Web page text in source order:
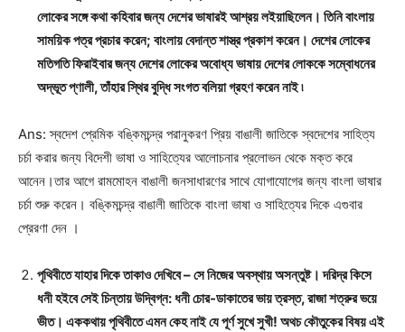
লোকের সঙ্গে কথা কহিবার জন্য দেশের ভাষারই আশ্রয় লইয়াছিলেন। তিনি বাংলায়
সাময়িক পত্র প্রচার করেন; বাংলায় বেদান্ত শাস্ত্র প্রকাশ করেন। দেশের লোকের
মতিগতি ফিরাইবার জন্য দেশের লোকের অবোধ্য ভাষায় দেশের লোককে সম্বোধনের
অদ্ভূত প্ণালী, তাঁহার স্থির বুদ্ধি সংগত বলিয়া গ্রহণ করেন নাই ৷
Ans: স্বদেশ প্রেমিক বঙ্কিমচন্দ্র পরানুকরণ প্রিয় বাঙালী জাতিকে স্বদেশের সাহিত্য
চর্চা করার জন্য বিদেশী ভাষা ও সাহিত্যের আলোচনার প্রলোভন থেকে মক্ত করে
আনেন।তার আগে রামমোহন বাঙালী জনসাধারণের সাথে যোগাযোগের জন্য বাংলা ভাষার
চর্চা শুরু করেন। বঙ্কিমচন্দ্র বাঙালী জাতিকে বাংলা ভাষা ও সাহিত্যের দিকে এগুবার
প্রেরণা দেন ।
পৃথিবীতে যাহার দিকে তাকাও দেখিবে – সে নিজের অবস্থায় অসন্তুষ্ট। দরিদ্র কিসে
ধনী হইবে সেই চিন্তায় উদ্বিগ্ন: ধনী চোর-ডাকাতের ভায় ত্রস্ত, রাজা শত্রুর ভয়ে
ভীত। এককথায় পৃথিবীতে এমন কেহ নাই যে পূর্ণ সুখে সুখী! অথচ কৌতুকের বিষয় এই